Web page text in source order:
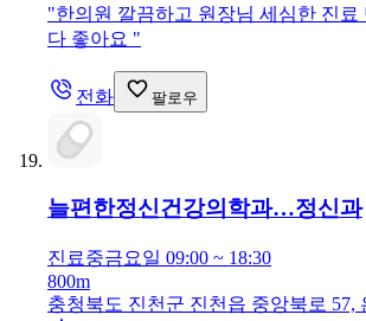
"한의원 깔끔하고 원장님 세심한 진료
다 좋아요 "
전화 팔로우
늘편한정신건강의학과…정신과
진료중금요일 09:00 ~ 18:30
800m
충청북도 진천군 진천읍 중앙북로 57,